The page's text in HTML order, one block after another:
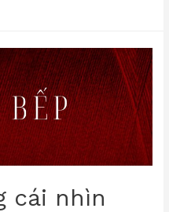
cái nhìn